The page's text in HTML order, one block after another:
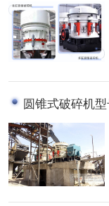
圆锥式破碎机